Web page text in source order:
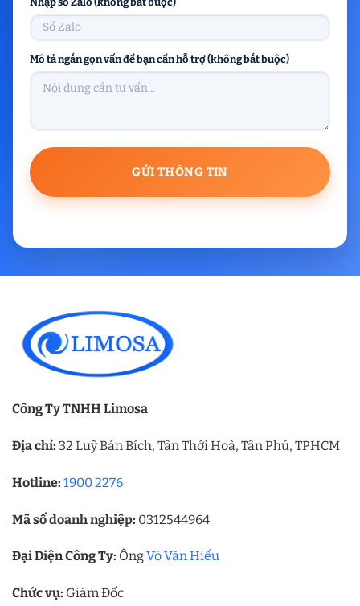
Mô tả ngắn gọn vấn đề bạn cần hỗ trợ (không bắt buộc)
Công Ty TNHH Limosa
Địa chỉ: 32 Luỹ Bán Bích, Tân Thới Hoà, Tân Phú, TPHCM
Hotline: 1900 2276
Mã số doanh nghiệp: 0312544964
Đại Diện Công Ty: ÔngVõ Văn Hiếu
Chức vụ: Giám Đốc